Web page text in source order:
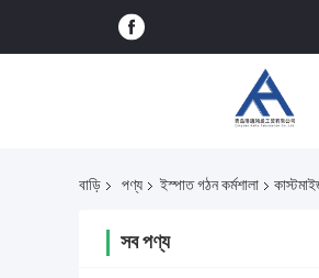
বাড়ি পণ্য ইস্পাত গঠন কর্মশালা
সব পণ্য